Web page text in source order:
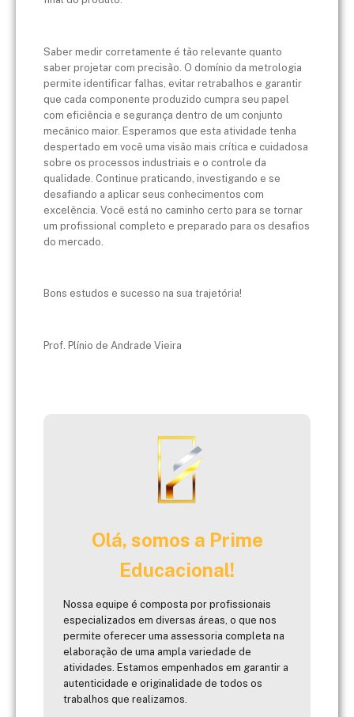
Saber medir corretamente é tão relevante quanto
saber projetar com precisão. O domínio da metrologia
permite identificar falhas, evitar retrabalhos e garantir
que cada componente produzido cumpra seu papel
com eficiência e segurança dentro de um conjunto
mecânico maior. Esperamos que esta atividade tenha
despertado em você uma visão mais crítica e cuidadosa
sobre os processos industriais e o controle da
qualidade. Continue praticando, investigando e se
desafiando a aplicar seus conhecimentos com
excelência. Você está no caminho certo para se tornar
um profissional completo e preparado para os desafios
do mercado.
Bons estudos e sucesso na sua trajetória!
Prof. Plínio de Andrade Vieira
Olá, somos a Prime
Educacional!
Nossa equipe é composta por profissionais
especializados em diversas áreas, o que nos
permite oferecer uma assessoria completa na
elaboração de uma ampla variedade de
atividades. Estamos empenhados em garantir a
autenticidade e originalidade de todos os
trabalhos que realizamos.